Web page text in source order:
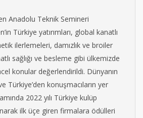
Anadolu Teknik Semineri
Türkiye yatırımları, global kanatlı
ilerlemeleri, damızlık ve broiler
sağlığı ve besleme gibi ülkemizde
konular değerlendirildi. Dünyanın
Türkiye’den konuşmacıların yer
2022 yılı Türkiye kulüp
ilk üçe giren firmalara ödülleri